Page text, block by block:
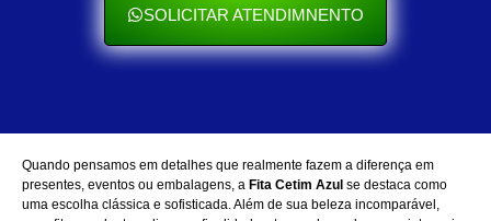
SOLICITAR ATENDIMNENTO
Quando pensamos em detalhes que realmente fazem a diferença em
presentes, eventos ou embalagens, a Fita Cetim Azul se destaca como
uma escolha clássica e sofisticada. Além de sua beleza incomparável,